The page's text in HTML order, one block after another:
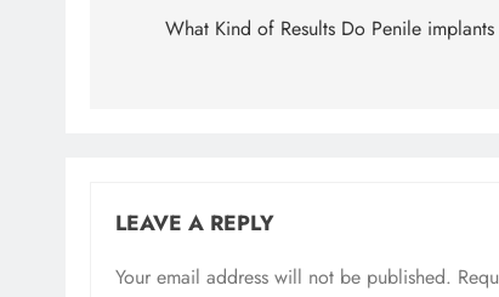
navigation
What Kind of Results Do Penile implants
LEAVE A REPLY
Your email address will not be published.